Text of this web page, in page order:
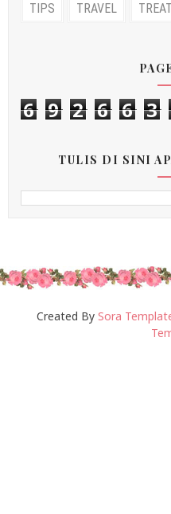
TIPS TRAVEL
6 9 2 6 6 3
TULIS DI SINI
Created By Sora